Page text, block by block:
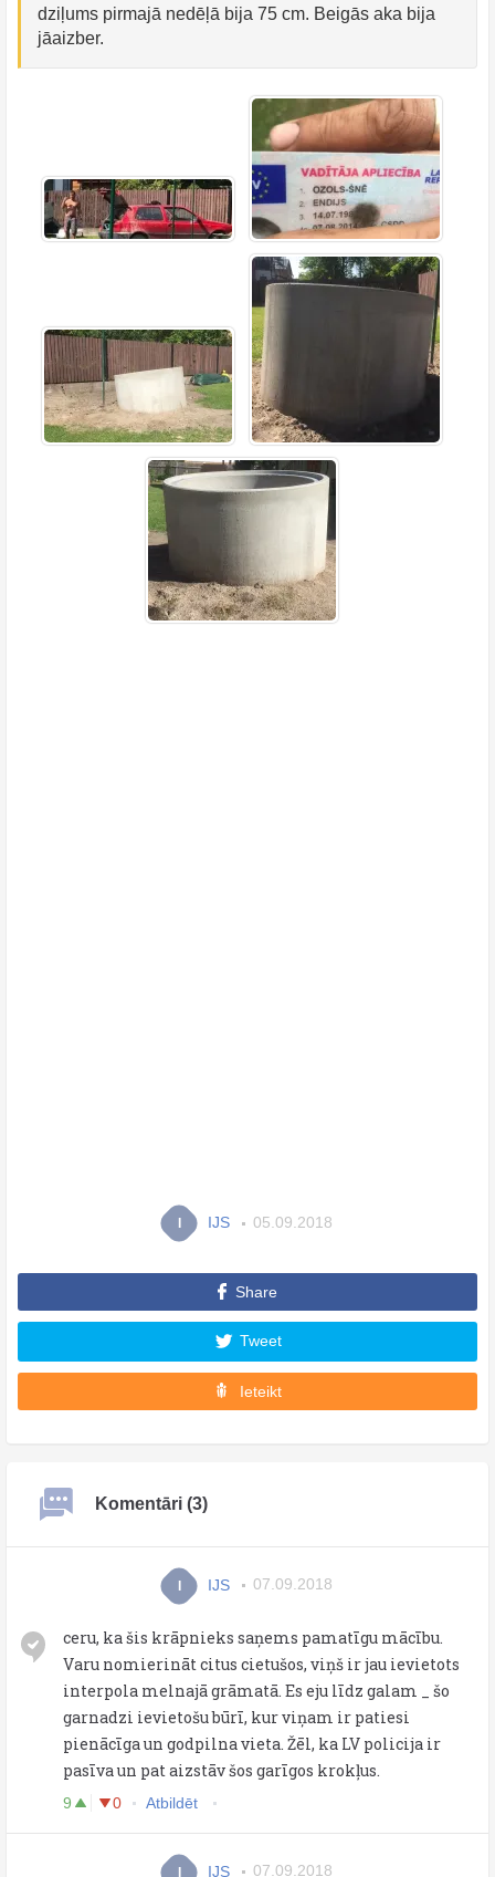
dziļums pirmajā nedēļā bija 75 cm. Beigās aka bija
jāaizber.
IJS 05.09.2018
Share
Tweet
Ieteikt
Komentāri (3)
I IJS 07.09.2018
ceru, ka šis krāpnieks saņems pamatīgu mācību.
Varu nomierināt citus cietušos, viņš ir jau ievietots
interpola melnajā grāmatā. Es eju līdz galam _ šo
garnadzi ievietošu būrī, kur viņam ir patiesi
pienācīga un godpilna vieta. Žēl, ka LV policija ir
pasīva un pat aizstāv šos garīgos krokļus.
9 0 Atbildēt
I IJS 07.09.2018